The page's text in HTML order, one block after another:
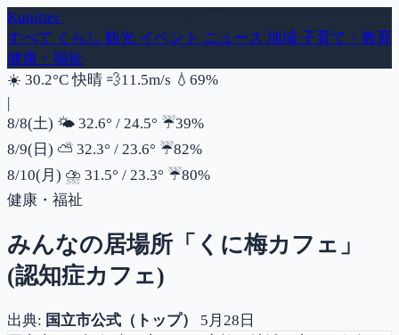
Kunitter
すべて くらし 観光 イベント ニュース 地域 子育て・教育
健康・福祉
☀️ 30.2°C 快晴 💨風速
11.5m/s 💧 湿度
69%
|
8/8(土) 🌤️ 32.6° / 24.5° ☔降水確率
39%
8/9(日) ⛅ 32.3° / 23.6° ☔降水確率
82%
8/10(月) ⛈️ 31.5° / 23.3° ☔降水確率
80%
健康・福祉
みんなの居場所「くに梅カフェ」
(認知症カフェ)
出典: 国立市公式（トップ）
5月28日